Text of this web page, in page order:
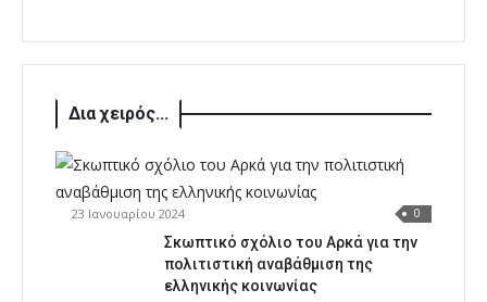
Δια χειρός...
23 Ιανουαρίου 2024 0
Σκωπτικό σχόλιο του Αρκά για την
πολιτιστική αναβάθμιση της
ελληνικής κοινωνίας